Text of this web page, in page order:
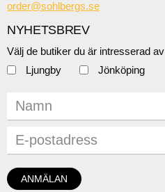
order@sohlbergs.se
NYHETSBREV
Välj de butiker du är intresserad av
Ljungby
Jönköping